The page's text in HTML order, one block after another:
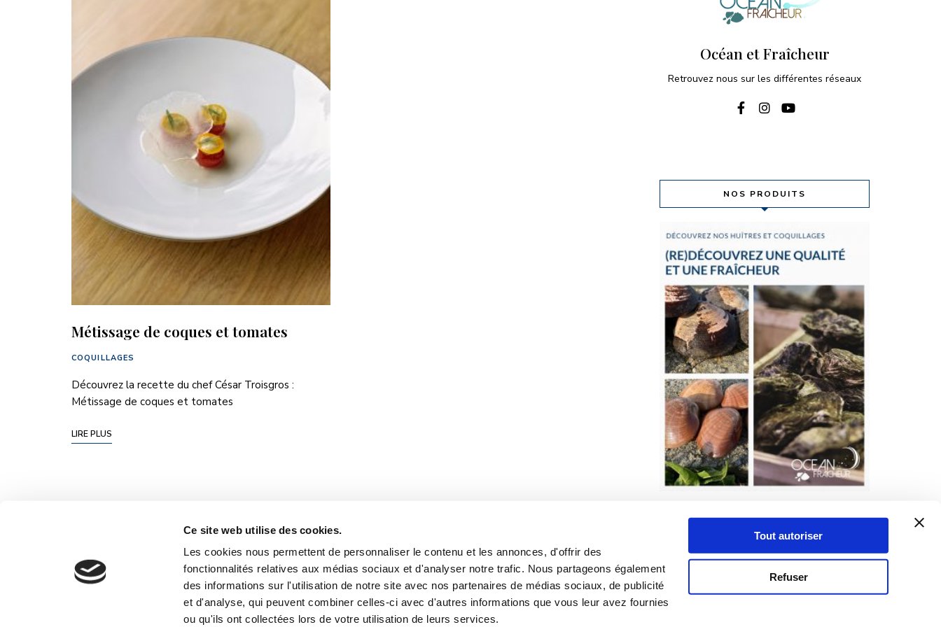
Ce site web utilise des cookies.
Les cookies nous permettent de personnaliser le contenu et les annonces, d'offrir des
fonctionnalités relatives aux médias sociaux et d'analyser notre trafic. Nous partageons également
des informations sur l'utilisation de notre site avec nos partenaires de médias sociaux, de publicité
et d'analyse, qui peuvent combiner celles-ci avec d'autres informations que vous leur avez fournies
ou qu'ils ont collectées lors de votre utilisation de leurs services.
Tout autoriser
Refuser
Métissage de coques et tomates
COQUILLAGES
Découvrez la recette du chef César Troisgros :
Métissage de coques et tomates
LIRE PLUS
Océan et Fraîcheur
Retrouvez nous sur les différentes réseaux
NOS PRODUITS
POLITIQUE DE CONFIDENTIALITÉ